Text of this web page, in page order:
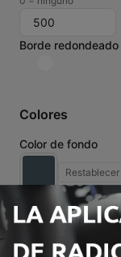
Borde redondeado
Colores
Color de fondo
Restablecer
Color de fuente
Restablecer